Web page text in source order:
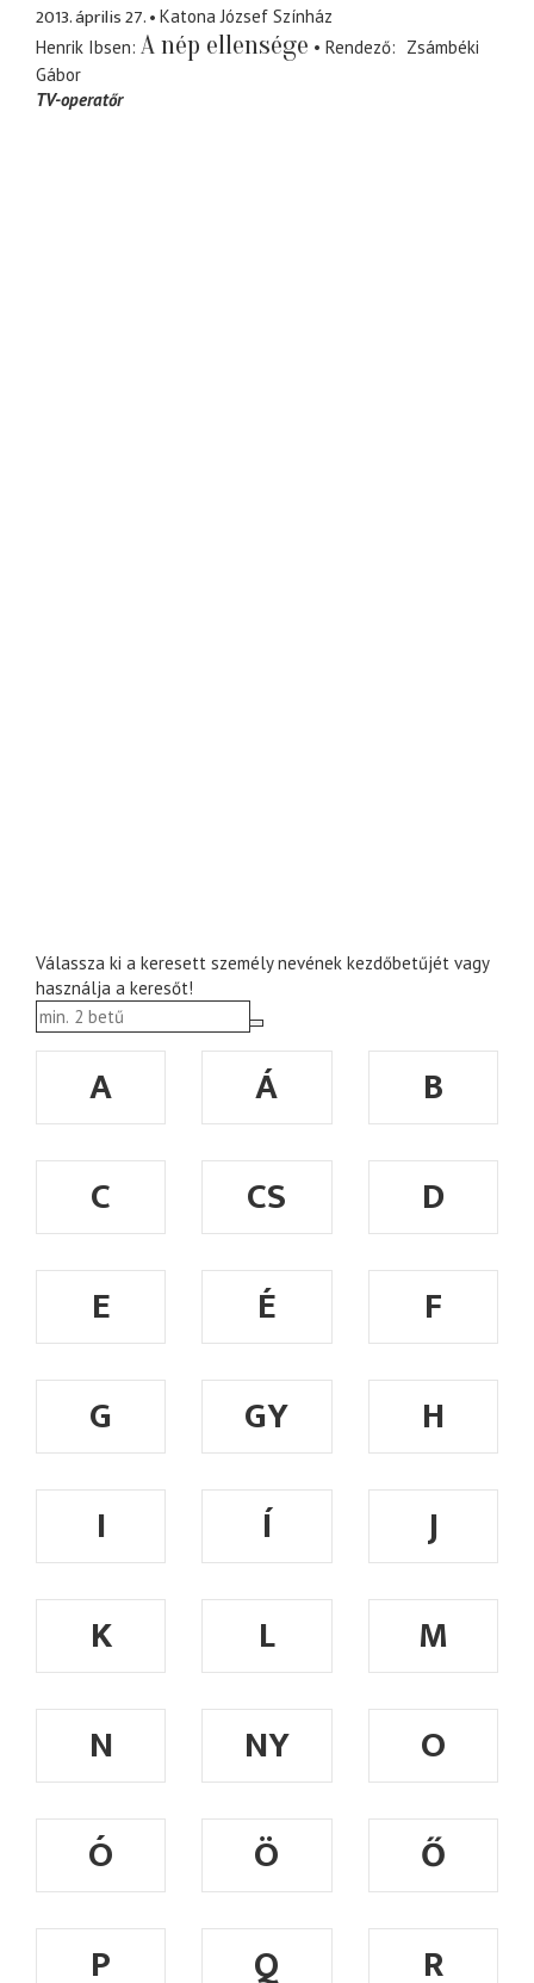
2013. április 27.
Katona József Színház
Henrik Ibsen A nép ellensége Rendező
Zsámbéki
Gábor
TV-operatőr
Válassza ki a keresett személy nevének kezdőbetűjét vagy
használja a keresőt!
A Á
B
C
CS
D
E
É
F
G
GY
H
I
Í
J
K
L
M
N
NY
O
Ó
Ö
Ő
P
Q R